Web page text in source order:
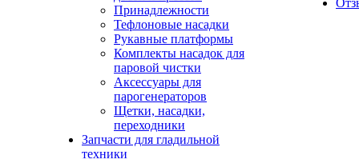
Принадлежности
Тефлоновые насадки
Рукавные платформы
Комплекты насадок для
паровой чистки
Аксессуары для
парогенераторов
Щетки, насадки,
переходники
Запчасти для гладильной
техники